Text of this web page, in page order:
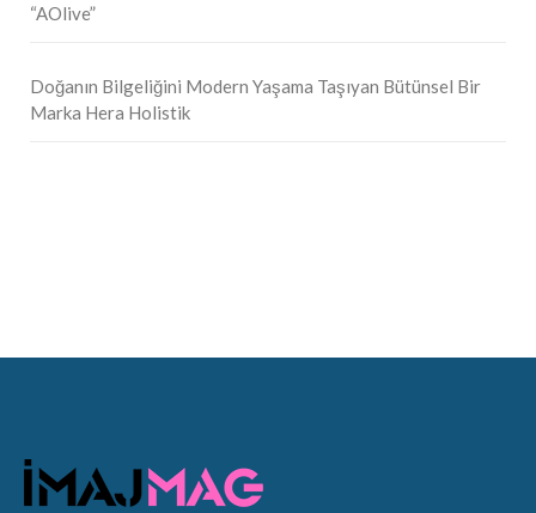
“AOlive”
Doğanın Bilgeliğini Modern Yaşama Taşıyan Bütünsel Bir
Marka Hera Holistik